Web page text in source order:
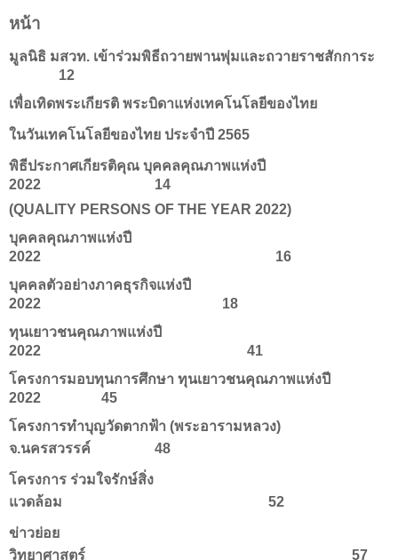
หน้า
มูลนิธิ มสวท. เข้าร่วมพิธีถวายพานพุ่มและถวายราชสักการะ
12
เพื่อเทิดพระเกียรติ พระบิดาแห่งเทคโนโลยีของไทย
ในวันเทคโนโลยีของไทย ประจำปี 2565
พิธีประกาศเกียรติคุณ บุคคลคุณภาพแห่งปี
2022 14
(QUALITY PERSONS OF THE YEAR 2022)
บุคคลคุณภาพแห่งปี
2022 16
บุคคลตัวอย่างภาคธุรกิจแห่งปี
2022 18
ทุนเยาวชนคุณภาพแห่งปี
2022 41
โครงการมอบทุนการศึกษา ทุนเยาวชนคุณภาพแห่งปี
2022 45
โครงการทำบุญวัดตากฟ้า (พระอารามหลวง)
จ.นครสวรรค์ 48
โครงการ ร่วมใจรักษ์สิ่ง
แวดล้อม 52
ข่าวย่อย
วิทยาศาสตร์ 57